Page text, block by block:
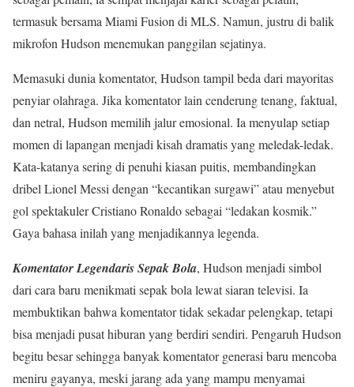
termasuk bersama Miami Fusion di MLS. Namun, justru di balik
mikrofon Hudson menemukan panggilan sejatinya.
Memasuki dunia komentator, Hudson tampil beda dari mayoritas
penyiar olahraga. Jika komentator lain cenderung tenang, faktual,
dan netral, Hudson memilih jalur emosional. Ia menyulap setiap
momen di lapangan menjadi kisah dramatis yang meledak-ledak.
Kata-katanya sering di penuhi kiasan puitis, membandingkan
dribel Lionel Messi dengan “kecantikan surgawi” atau menyebut
gol spektakuler Cristiano Ronaldo sebagai “ledakan kosmik.”
Gaya bahasa inilah yang menjadikannya legenda.
Komentator Legendaris Sepak Bola, Hudson menjadi simbol
dari cara baru menikmati sepak bola lewat siaran televisi. Ia
membuktikan bahwa komentator tidak sekadar pelengkap, tetapi
bisa menjadi pusat hiburan yang berdiri sendiri. Pengaruh Hudson
begitu besar sehingga banyak komentator generasi baru mencoba
meniru gayanya, meski jarang ada yang mampu menyamai